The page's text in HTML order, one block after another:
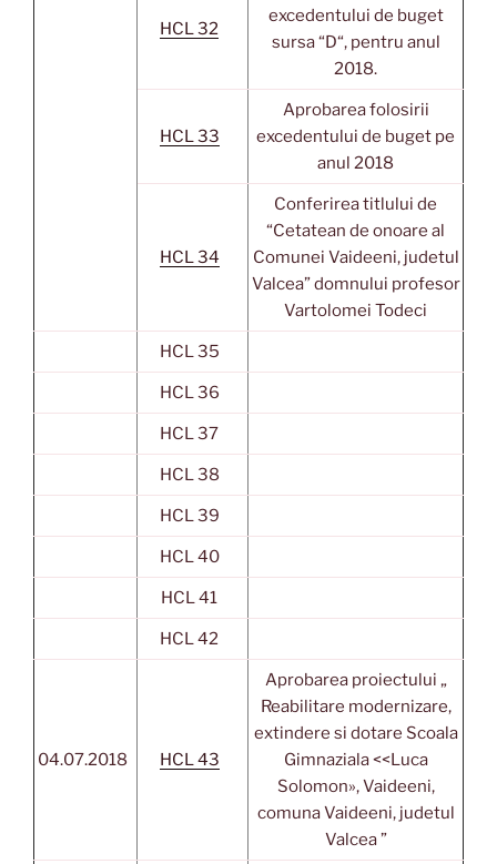
HCL 32
excedentului de buget
sursa “D“, pentru anul
2018.
HCL 33
Aprobarea folosirii
excedentului de buget pe
anul 2018
HCL 34
Conferirea titlului de
“Cetatean de onoare al
Comunei Vaideeni, judetul
Valcea” domnului profesor
Vartolomei Todeci
HCL 35
HCL 36
HCL 37
HCL 38
HCL 39
HCL 40
HCL 41
HCL 42
04.07.2018 HCL 43
Aprobarea proiectului „
Reabilitare modernizare,
extindere si dotare Scoala
Gimnaziala <<Luca
Solomon», Vaideeni,
comuna Vaideeni, judetul
Valcea ”